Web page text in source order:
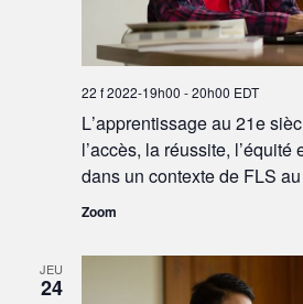
L’apprentissage au 21e
l’accès, la réussite, l’équité
dans un contexte de FLS
22 f 2022-19h00 -20h00 EDT
Zoom
JEU
24